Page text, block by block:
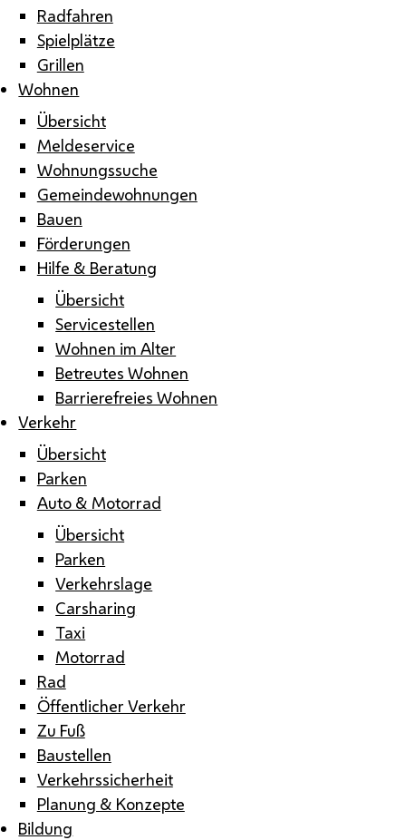
Radfahren
Spielplätze
Grillen
Wohnen
Übersicht
Meldeservice
Wohnungssuche
Gemeindewohnungen
Bauen
Förderungen
Hilfe & Beratung
Übersicht
Servicestellen
Wohnen im Alter
Betreutes Wohnen
Barrierefreies Wohnen
Verkehr
Übersicht
Parken
Auto & Motorrad
Übersicht
Parken
Verkehrslage
Carsharing
Taxi
Motorrad
Rad
Öffentlicher Verkehr
Zu Fuß
Baustellen
Verkehrssicherheit
Planung & Konzepte
Bildung